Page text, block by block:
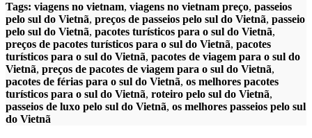
Tags: viagens no vietnam, viagens no vietnam preço, passeios
pelo sul do Vietnã, preços de passeios pelo sul do Vietnã, passeio
pelo sul do Vietnã, pacotes turísticos para o sul do Vietnã,
preços de pacotes turísticos para o sul do Vietnã, pacotes
turísticos para o sul do Vietnã, pacotes de viagem para o sul do
Vietnã, preços de pacotes de viagem para o sul do Vietnã,
pacotes de férias para o sul do Vietnã, os melhores pacotes
turísticos para o sul do Vietnã, roteiro pelo sul do Vietnã,
passeios de luxo pelo sul do Vietnã, os melhores passeios pelo sul
do Vietnã